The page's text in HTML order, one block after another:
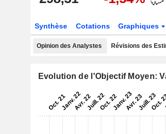
Synthèse Cotations Graphiques
Opinion des Analystes Révisions des
Evolution de l'Objectif Moyen: